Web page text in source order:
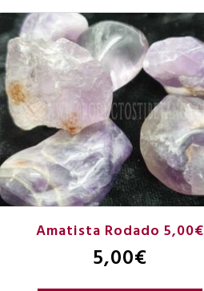
Amatista Rodado 5,00€
5,00€